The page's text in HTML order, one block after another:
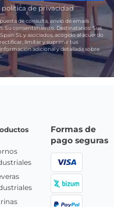
política de privacidad
de consulta, envío de emails
Su consentimiento. Destinatarios:Sus
SL y asociados, acogido al acuerdo
limitar y suprimir tus
adicional y detallada sobre
Formas de
pago seguras